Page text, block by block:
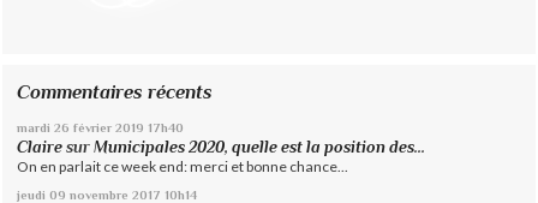
Commentaires récents
mardi 26 février 2019 17h40
Claire surMunicipales 2020, quelle est la position des...
On en parlait ce week end: merci et bonne chance...
jeudi 09 novembre 2017 10h14